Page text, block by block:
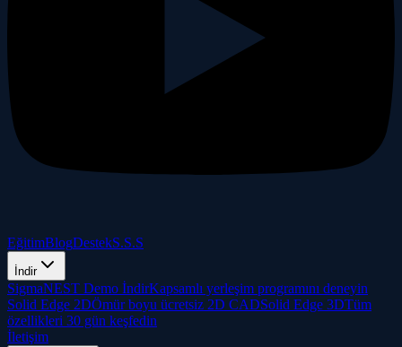
EğitimBlogDestekS.S.S
İndir
SigmaNEST Demo İndirKapsamlı yerleşim programını deneyin
Solid Edge 2DÖmür boyu ücretsiz 2D CADSolid Edge 3DTüm
özellikleri 30 gün keşfedin
İletişim